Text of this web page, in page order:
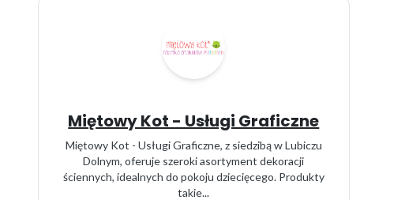
Miętowy Kot - Usługi Graficzne
Miętowy Kot - Usługi Graficzne, z siedzibą w Lubiczu
Dolnym, oferuje szeroki asortyment dekoracji
ściennych, idealnych do pokoju dziecięcego. Produkty
takie...